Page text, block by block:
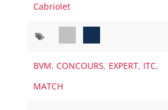
Cabriolet
BVM,CONCOURS, EXPERT, ITC,
MATCH